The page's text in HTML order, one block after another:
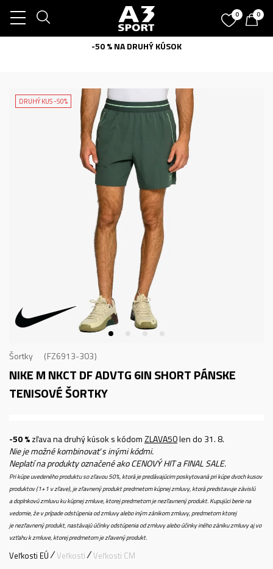
0 0
-50 % NA DRUHÝ KÚSOK
DRUHÝ KUS -50%
Šortky FZ6913-303
NIKE M NKCT DF ADVTG 6IN SHORTPÁNSKE
TENISOVÉ ŠORTKY
-50 %zľava na druhý kúsok s kódomZLAVA50len do 31. 8.
Nie je možné kombinovať s inými kódmi.
Neplatí na produkty označené ako CENOVÝ HIT a FINAL SALE.
Pri kúpe uvedeného produktu so zľavou 50%, ktorá je predávajúcim poskytovaná pri kúpe dvoch kusov
produktov (1+1 v zľave), je zľavnený produkt predmetom kúpnej zmluvy, ktorá predstavuje závislú
a doplnkovú zmluvu ku kúpnej zmluve, ktorej predmetom je nezľavnený produkt. Kupujúci berie na
vedomie, že v prípade odstúpenia od zmluvy alebo iným zánikom zmluvy, predmetom ktorej
je nezľavnený produkt, nastávajú účinky odstúpenia od zmluvy alebo účinky iného zániku zmluvy aj vo
vzťahu k zmluve, ktorej predmetom je zľavený produkt.
Veľkosti EÚ Veľkosti Veľkosti CM